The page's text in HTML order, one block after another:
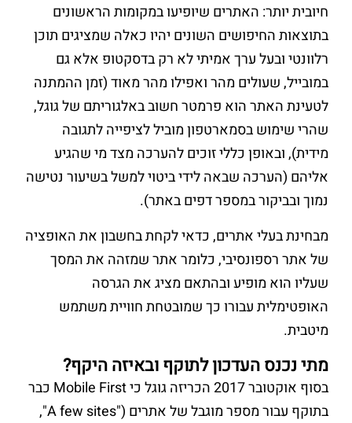
חיובית יותר: האתרים שיופיעו במקומות הראשונים
בתוצאות החיפושים השונים יהיו כאלה שמציגים תוכן
רלוונטי ובעל ערך אמיתי לא רק בדסקטופ אלא גם
במובייל, שעולים מהר ואפילו מהר מאוד (זמן ההמתנה
לטעינת האתר הוא פרמטר חשוב באלגוריתם של גוגל,
שהרי שימוש בסמארטפון מוביל לציפייה לתגובה
מידית), ובאופן כללי זוכים להערכה מצד מי שהגיע
אליהם (הערכה שבאה לידי ביטוי למשל בשיעור נטישה
נמוך ובביקור במספר דפים באתר).
מבחינת בעלי אתרים, כדאי לקחת בחשבון את האופציה
של אתר רספונסיבי, כלומר אתר שמזהה את המסך
שעליו הוא מופיע ובהתאם מציג את הגרסה
האופטימלית עבורו כך שמובטחת חוויית משתמש
מיטבית.
מתי נכנס העדכון לתוקף ובאיזה היקף?
בסוף אוקטובר 2017 הכריזה גוגל כי Mobile First כבר
בתוקף עבור מספר מוגבל של אתרים ("A few sites",